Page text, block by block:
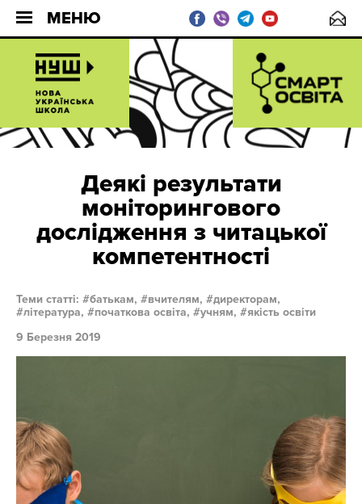
МЕНЮ
Деякі результати
моніторингового
дослідження з читацької
компетентності
Теми статті: батькам, вчителям,
директорам,
література,
початкова освіта, учням,
якість освіти
9 Березня 2019